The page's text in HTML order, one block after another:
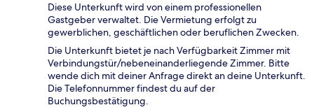
Diese Unterkunft wird von einem professionellen
Gastgeber verwaltet. Die Vermietung erfolgt zu
gewerblichen, geschäftlichen oder beruflichen Zwecken.
Die Unterkunft bietet je nach Verfügbarkeit Zimmer mit
Verbindungstür/nebeneinanderliegende Zimmer. Bitte
wende dich mit deiner Anfrage direkt an deine Unterkunft.
Die Telefonnummer findest du auf der
Buchungsbestätigung.